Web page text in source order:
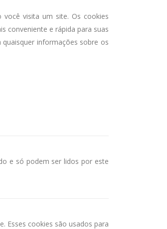
visita um site. Os cookies
conveniente e rápida para suas
informações sobre os
e só podem ser lidos por este
Esses cookies são usados para